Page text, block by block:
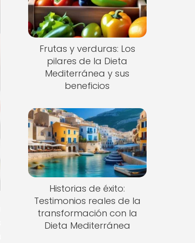
Frutas y verduras: Los
pilares de la Dieta
Mediterránea y sus
beneficios
Historias de éxito:
Testimonios reales de la
transformación con la
Dieta Mediterránea